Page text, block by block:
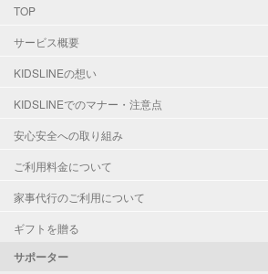
TOP
サービス概要
KIDSLINEの想い
KIDSLINEでのマナー・注意点
安心安全への取り組み
ご利用料金について
家事代行のご利用について
ギフトを贈る
サポーター